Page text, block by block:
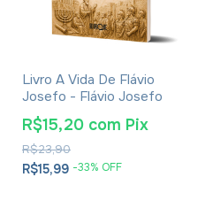
Livro A Vida De Flávio
Josefo - Flávio Josefo
R$15,99 -33% OFF
R$23,90
R$15,20 com Pix